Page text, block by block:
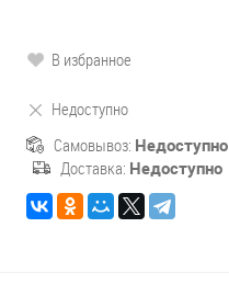
В избранное
Недоступно
Самовывоз: Недоступно
Доставка: Недоступно